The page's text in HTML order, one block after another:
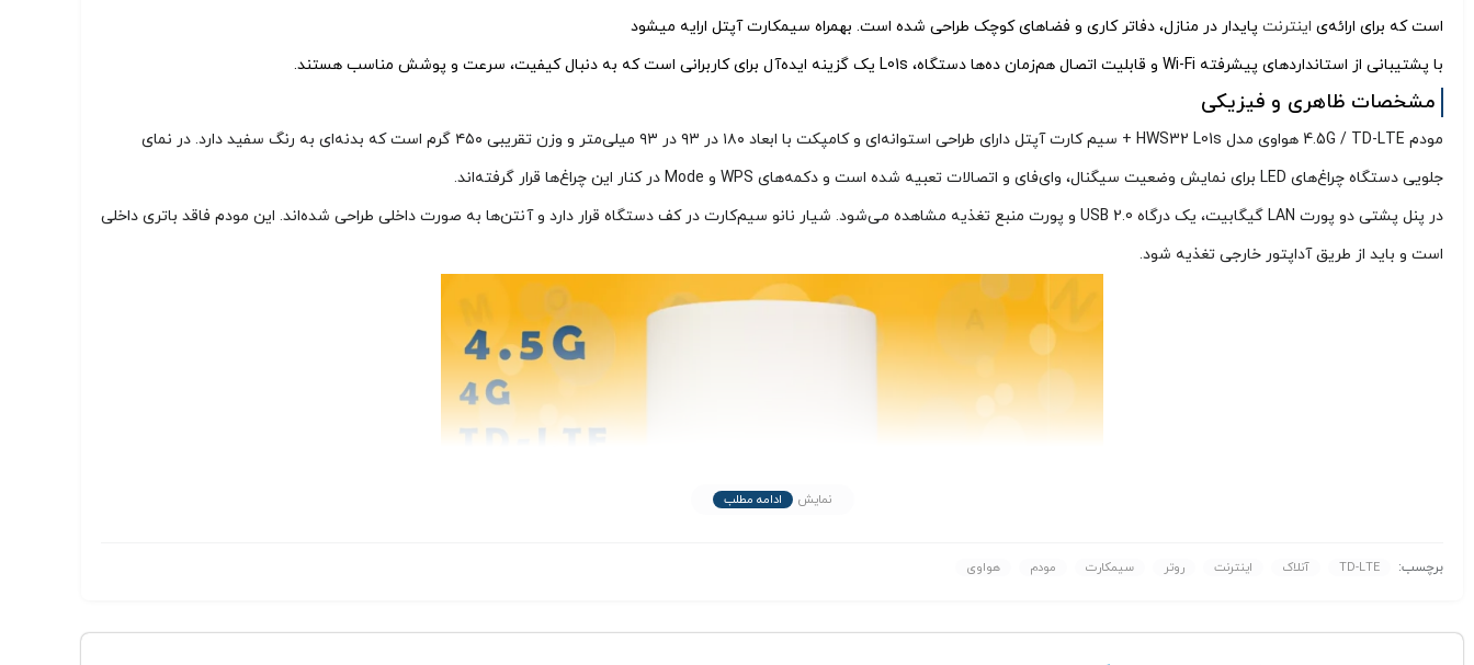
است که برای ارائه‌ی اینترنت پایدار در منازل، دفاتر کاری و فضاهای کوچک طراحی شده است. بهمراه سیمکارت آپتل ارایه میشود
با پشتیبانی از استانداردهای پیشرفته Wi-Fi و قابلیت اتصال هم‌زمان ده‌ها دستگاه، L01s یک گزینه ایده‌آل برای کاربرانی است که به دنبال کیفیت، سرعت و پوشش مناسب هستند.
مشخصات ظاهری و فیزیکی
مودم 4.5G / TD-LTE هواوی مدل HWS32 L01s + سیم کارت آپتل دارای طراحی استوانه‌ای و کامپکت با ابعاد ۱۸۰ در ۹۳ در ۹۳ میلی‌متر و وزن تقریبی ۴۵۰ گرم است که بدنه‌ای به رنگ سفید دارد. در نمای
جلویی دستگاه چراغ‌های LED برای نمایش وضعیت سیگنال، وای‌فای و اتصالات تعبیه شده است و دکمه‌های WPS و Mode در کنار این چراغ‌ها قرار گرفته‌اند.
در پنل پشتی دو پورت LAN گیگابیت، یک درگاه USB 2.0 و پورت منبع تغذیه مشاهده می‌شود. شیار نانو سیم‌کارت در کف دستگاه قرار دارد و آنتن‌ها به صورت داخلی طراحی شده‌اند. این مودم فاقد باتری داخلی
است و باید از طریق آداپتور خارجی تغذیه شود.
نمایش ادامه مطلب
برچسب: TD-LTE آنلاک اینترنت روتر سیمکارت مودم هواوی